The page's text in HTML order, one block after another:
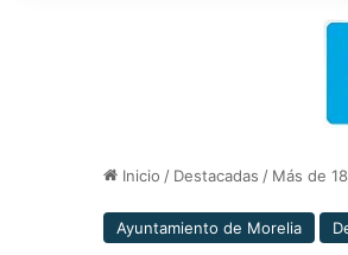
Inicio / Destacadas / Más de
Ayuntamiento de Morelia